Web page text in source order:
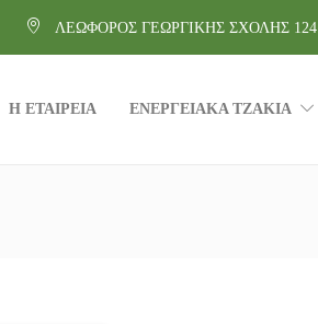
ΛΕΩΦΟΡΟΣ ΓΕΩΡΓΙΚΗΣ ΣΧΟΛΗΣ 124
Η ΕΤΑΙΡΕΙΑ ΕΝΕΡΓΕΙΑΚΑ ΤΖΑΚΙΑ